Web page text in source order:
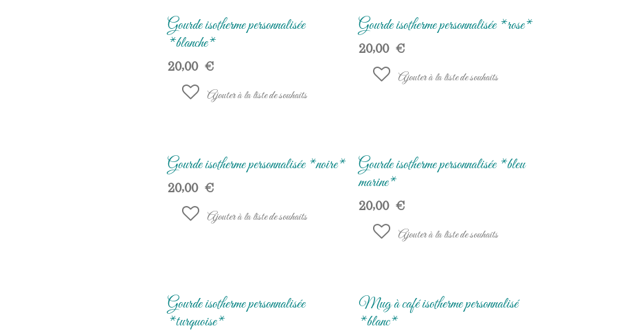
Gourde isotherme personnalisée
*blanche*
20,00€
Ajouter à la liste de souhaits
Gourde isotherme personnalisée *rose*
20,00€
Ajouter à la liste de souhaits
Gourde isotherme personnalisée *noire*
20,00€
Ajouter à la liste de souhaits
Gourde isotherme personnalisée *bleu
marine*
20,00€
Ajouter à la liste de souhaits
Gourde isotherme personnalisée
*turquoise*
Mug à café isotherme personnalisé
*blanc*